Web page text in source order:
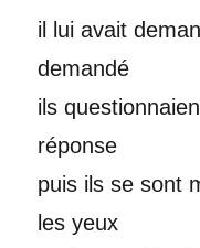
il lui avait
demandé
ils
réponse
puis ils se sont
les yeux